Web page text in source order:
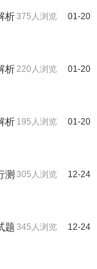
01-20
375人浏览
析
01-20
220人浏览
析
01-20
195人浏览
析
12-24
305人浏览
测
12-24
345人浏览
题